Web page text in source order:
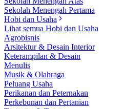
Sekolah Menengah Pertama
Hobi dan Usaha
Lihat semua Hobi dan Usaha
Agrobisnis
Arsitektur & Desain Interior
Keterampilan & Desain
Menulis
Musik & Olahraga
Peluang Usaha
Perikanan dan Peternakan
Perkebunan dan Pertanian